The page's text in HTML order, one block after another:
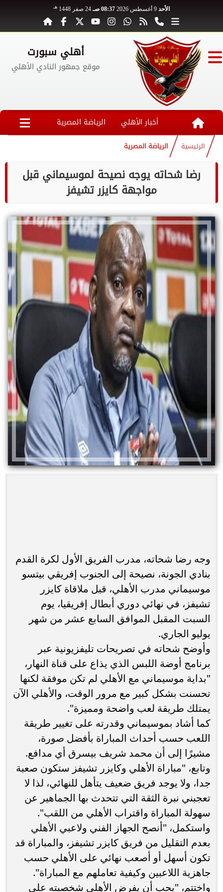
الأحد 08:37 صـ 24 صفر 1448 هـ
أهلي سبورت
موقع جمهور النادي الأهلي
أخبار الأهلي الرياضة المصرية
الرئيسية الرياضة المصرية
رضا شحاته يوجه نصيحة لموسيماني قبل
مواجهة كايزر تشيفز
وجه رضا شحاته، مدرب الفريق الأول لكرة القدم
بنادي الجونة، نصيحة إلى الجنوب إفريقي بيتسو
موسيماني مدرب الأهلي، قبل ملاقاة كايزر
تشيفز، في نهائي دوري أبطال إفريقيا، يوم
السبت المقبل الموافق السابع عشر من شهر
يوليو الجاري.
وأوضح شحاته في تصريحات تليفزيونية عبر
برنامج أوضة اللبس الذي يذاع على قناة النهار،
"بداية موسيماني مع الأهلي لم تكن موفقة لكنها
تحسنت بشكل كبير مع مرور الوقت، والأهلي الآن
يمتلك طريقة لعب واضحة ومميزة".
كما أشاد بموسيماني وقدرته على تغيير طريقة
اللعب حسب أحداث المباراة بأفضل صورة،
مشيرًا إلى أن محمد شريف بيسرق أي مدافع.
وتابع، "مباراة الأهلي وكايزر تشيفز ستكون صعبة
جدا، ولا يوجد فريق ضعيف يتأهل للنهائي، لذا لا
تعجبني نبرة الثقة التي تتحدث بها الجماهير عن
سهولة المباراة واقتراب الأهلي من اللقب".
واستكمل، "أنصح الجهاز الفني ولاعبي الأهلي
بعدم التقليل من فريق كايزر تشيفز، والمباراة قد
تكون أسهل أو أصعب نهائي على الأهلي حسب
جاهزية اللاعبين وكيفية تعاملهم مع المباراة".
واختتم، "يجب أن يفرض الأهلي شخصيته على